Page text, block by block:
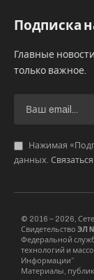
Михаил ШТЕРН
GR-технолог,
обозреватель
интернет-